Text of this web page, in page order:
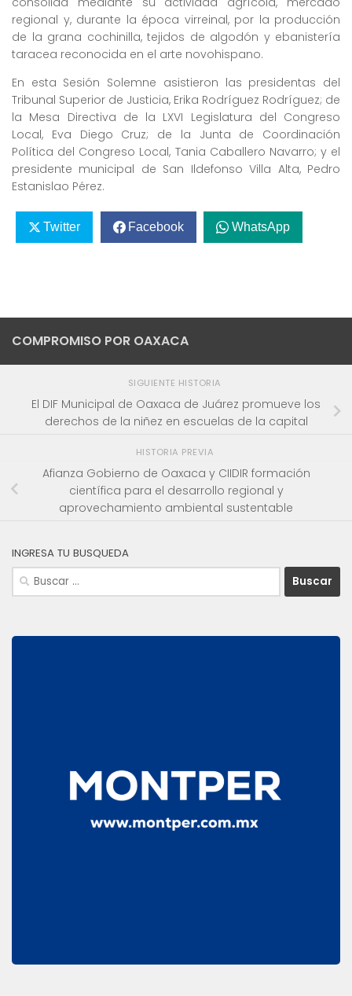
regional y, durante la época virreinal, por la producción
de la grana cochinilla, tejidos de algodón y ebanistería
taracea reconocida en el arte novohispano.
En esta Sesión Solemne asistieron las presidentas del
Tribunal Superior de Justicia, Erika Rodríguez Rodríguez; de
la Mesa Directiva de la LXVI Legislatura del Congreso
Local, Eva Diego Cruz; de la Junta de Coordinación
Política del Congreso Local, Tania Caballero Navarro; y el
presidente municipal de San Ildefonso Villa Alta, Pedro
Estanislao Pérez.
Twitter Facebook WhatsApp
COMPROMISO POR OAXACA
SIGUIENTE HISTORIA
El DIF Municipal de Oaxaca de Juárez promueve los
derechos de la niñez en escuelas de la capital
HISTORIA PREVIA
Afianza Gobierno de Oaxaca y CIIDIR formación
científica para el desarrollo regional y
aprovechamiento ambiental sustentable
INGRESA TU BUSQUEDA
Buscar: